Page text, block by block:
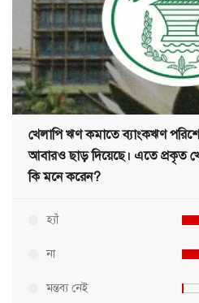
খেলাপি ঋণ কমাতে ব্যাংকঋণ
আবারও ছাড় দিয়েছে। এতে প্রকৃত
কি মনে করেন?
হ্যাঁ
না
মন্তব্য নেই